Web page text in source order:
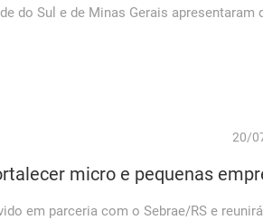
do Sul e de Minas Gerais apresentaram
20/
micro e pequenas
em parceria com o Sebrae/RS e